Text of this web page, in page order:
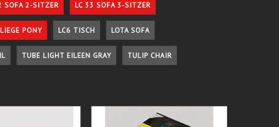
SOFA 2-SITZER LC 33 SOFA 3-SITZER
PONY LC6 TISCH LOTA SOFA
TUBE LIGHT EILEEN GRAY TULIP CHAIR